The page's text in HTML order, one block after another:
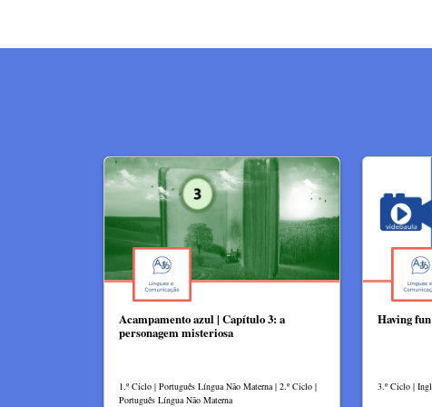
Acampamento azul | Capítulo 3: a
personagem misteriosa
1.º Ciclo | Português Língua Não Materna | 2.º Ciclo |
Português Língua Não Materna
Having
3.º Ciclo |